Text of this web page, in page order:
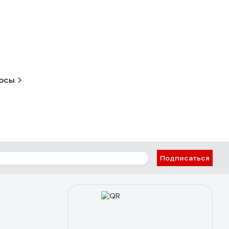
Подписаться